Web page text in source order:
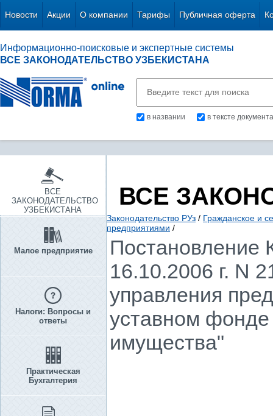
Новости Акции О компании Тарифы Публичная оферта
Информационно-поисковые и экспертные системы
ВСЕ ЗАКОНОДАТЕЛЬСТВО УЗБЕКИСТАНА
в названии в тексте документа
ВСЕ
ЗАКОНОДАТЕЛЬСТВО
УЗБЕКИСТАНА
Малое предприятие
Налоги: Вопросы и
ответы
Практическая
Бухгалтерия
ВСЕ
Законодательство РУз / Гражданское и
предприятиями /
Постановление
16.10.2006 г. N
управления
уставном фонде
имущества"